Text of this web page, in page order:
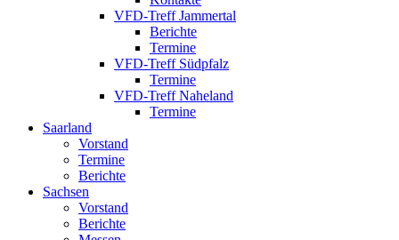
VFD-Treff Jammertal
Berichte
Termine
VFD-Treff Südpfalz
Termine
VFD-Treff Naheland
Termine
Saarland
Vorstand
Termine
Berichte
Sachsen
Vorstand
Berichte